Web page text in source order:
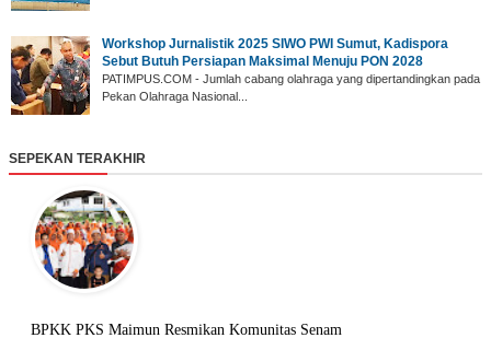
‎Workshop Jurnalistik 2025 SIWO PWI Sumut, Kadispora
Sebut Butuh Persiapan Maksimal Menuju PON 2028
‎PATIMPUS.COM - Jumlah cabang olahraga yang dipertandingkan pada
Pekan Olahraga Nasional...
SEPEKAN TERAKHIR
BPKK PKS Maimun Resmikan Komunitas Senam